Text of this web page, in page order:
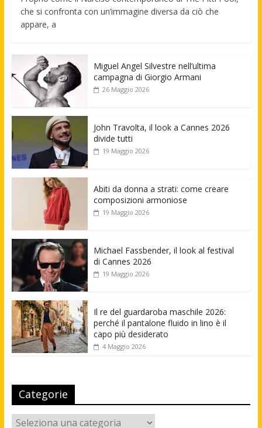
che si confronta con un’immagine diversa da ciò che
appare, a
Miguel Angel Silvestre nell’ultima
campagna di Giorgio Armani
26 Maggio 2026
John Travolta, il look a Cannes 2026
divide tutti
19 Maggio 2026
Abiti da donna a strati: come creare
composizioni armoniose
19 Maggio 2026
Michael Fassbender, il look al festival
di Cannes 2026
19 Maggio 2026
Il re del guardaroba maschile 2026:
perché il pantalone fluido in lino è il
capo più desiderato
4 Maggio 2026
Categorie
Categorie